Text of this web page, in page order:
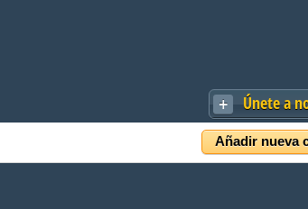
Únete a
Añadir nueva